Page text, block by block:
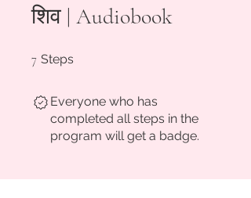
शिव | Audiobook
7 Steps
Everyone who has
completed all steps in the
program will get a badge.